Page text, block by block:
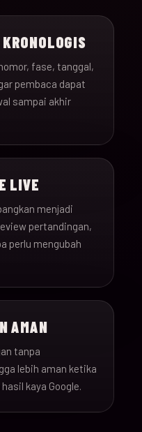
fase, tanggal,
pembaca dapat
sampai akhir
LIVE
menjadi
pertandingan,
perlu mengubah
AMAN
tanpa
lebih aman ketika
kaya Google.